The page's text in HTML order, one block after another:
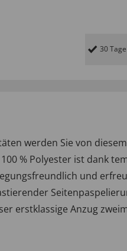
30
werden Sie von
% Polyester ist dank
und
erstklassige Anzug